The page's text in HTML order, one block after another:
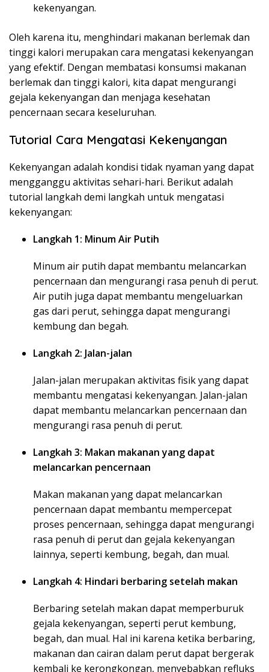
kekenyangan.
Oleh karena itu, menghindari makanan berlemak dan
tinggi kalori merupakan cara mengatasi kekenyangan
yang efektif. Dengan membatasi konsumsi makanan
berlemak dan tinggi kalori, kita dapat mengurangi
gejala kekenyangan dan menjaga kesehatan
pencernaan secara keseluruhan.
Tutorial Cara Mengatasi Kekenyangan
Kekenyangan adalah kondisi tidak nyaman yang dapat
mengganggu aktivitas sehari-hari. Berikut adalah
tutorial langkah demi langkah untuk mengatasi
kekenyangan:
Langkah 1: Minum Air Putih
Minum air putih dapat membantu melancarkan
pencernaan dan mengurangi rasa penuh di perut.
Air putih juga dapat membantu mengeluarkan
gas dari perut, sehingga dapat mengurangi
kembung dan begah.
Langkah 2: Jalan-jalan
Jalan-jalan merupakan aktivitas fisik yang dapat
membantu mengatasi kekenyangan. Jalan-jalan
dapat membantu melancarkan pencernaan dan
mengurangi rasa penuh di perut.
Langkah 3: Makan makanan yang dapat
melancarkan pencernaan
Makan makanan yang dapat melancarkan
pencernaan dapat membantu mempercepat
proses pencernaan, sehingga dapat mengurangi
rasa penuh di perut dan gejala kekenyangan
lainnya, seperti kembung, begah, dan mual.
Langkah 4: Hindari berbaring setelah makan
Berbaring setelah makan dapat memperburuk
gejala kekenyangan, seperti perut kembung,
begah, dan mual. Hal ini karena ketika berbaring,
makanan dan cairan dalam perut dapat bergerak
kembali ke kerongkongan, menyebabkan refluks